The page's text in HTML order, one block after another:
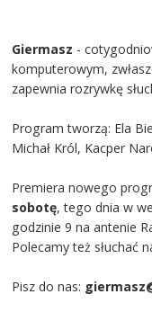
Giermasz -
komputerowym,
zapewnia rozrywkę
Program tworzą: Ela
Michał Król, Kacper
Premiera nowego
sobotę, tego dnia w
godzinie 9 na antenie
Polecamy też słuchać
Pisz do nas: